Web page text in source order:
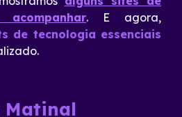
. E agora,
de tecnologia essenciais
Matinal